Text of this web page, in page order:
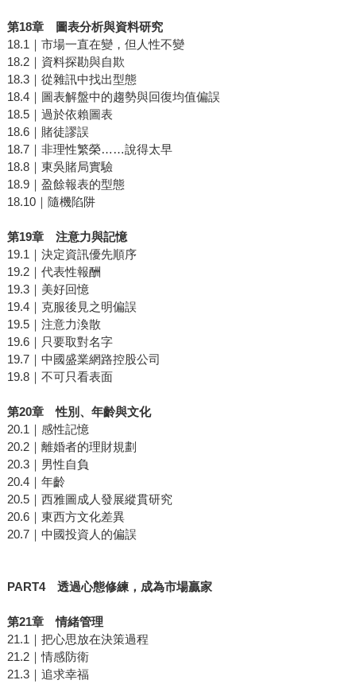
第18章 圖表分析與資料研究
18.1｜市場一直在變，但人性不變
18.2｜資料探勘與自欺
18.3｜從雜訊中找出型態
18.4｜圖表解盤中的趨勢與回復均值偏誤
18.5｜過於依賴圖表
18.6｜賭徒謬誤
18.7｜非理性繁榮……說得太早
18.8｜東吳賭局實驗
18.9｜盈餘報表的型態
18.10｜隨機陷阱
第19章 注意力與記憶
19.1｜決定資訊優先順序
19.2｜代表性報酬
19.3｜美好回憶
19.4｜克服後見之明偏誤
19.5｜注意力渙散
19.6｜只要取對名字
19.7｜中國盛業網路控股公司
19.8｜不可只看表面
第20章 性別、年齡與文化
20.1｜感性記憶
20.2｜離婚者的理財規劃
20.3｜男性自負
20.4｜年齡
20.5｜西雅圖成人發展縱貫研究
20.6｜東西方文化差異
20.7｜中國投資人的偏誤
PART4 透過心態修練，成為市場贏家
第21章 情緒管理
21.1｜把心思放在決策過程
21.2｜情感防衛
21.3｜追求幸福